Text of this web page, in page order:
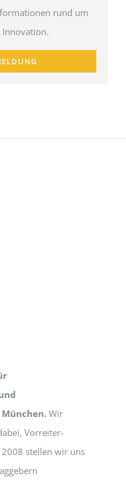
rund um
Innovation.
Wir
Vorreiter-
stellen wir uns